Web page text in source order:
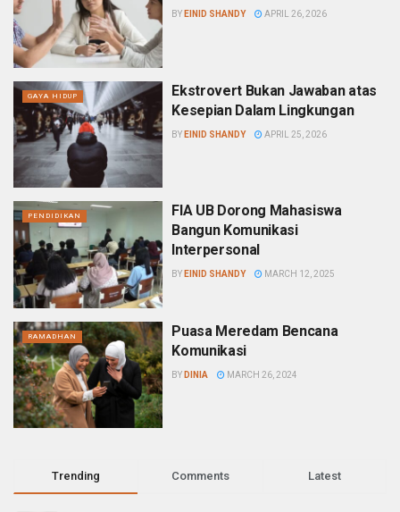
BY EINID SHANDY APRIL 26, 2026
GAYA HIDUP
Ekstrovert Bukan Jawaban atas
Kesepian Dalam Lingkungan
BY EINID SHANDY APRIL 25, 2026
PENDIDIKAN
FIA UB Dorong Mahasiswa
Bangun Komunikasi
Interpersonal
BY EINID SHANDY MARCH 12, 2025
RAMADHAN
Puasa Meredam Bencana
Komunikasi
BY DINIA MARCH 26, 2024
Trending Comments Latest